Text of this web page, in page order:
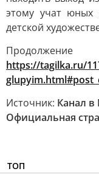
этому учат юных
детской
https://tagilka.ru/
Источник: Канал
Официальная
ТОП